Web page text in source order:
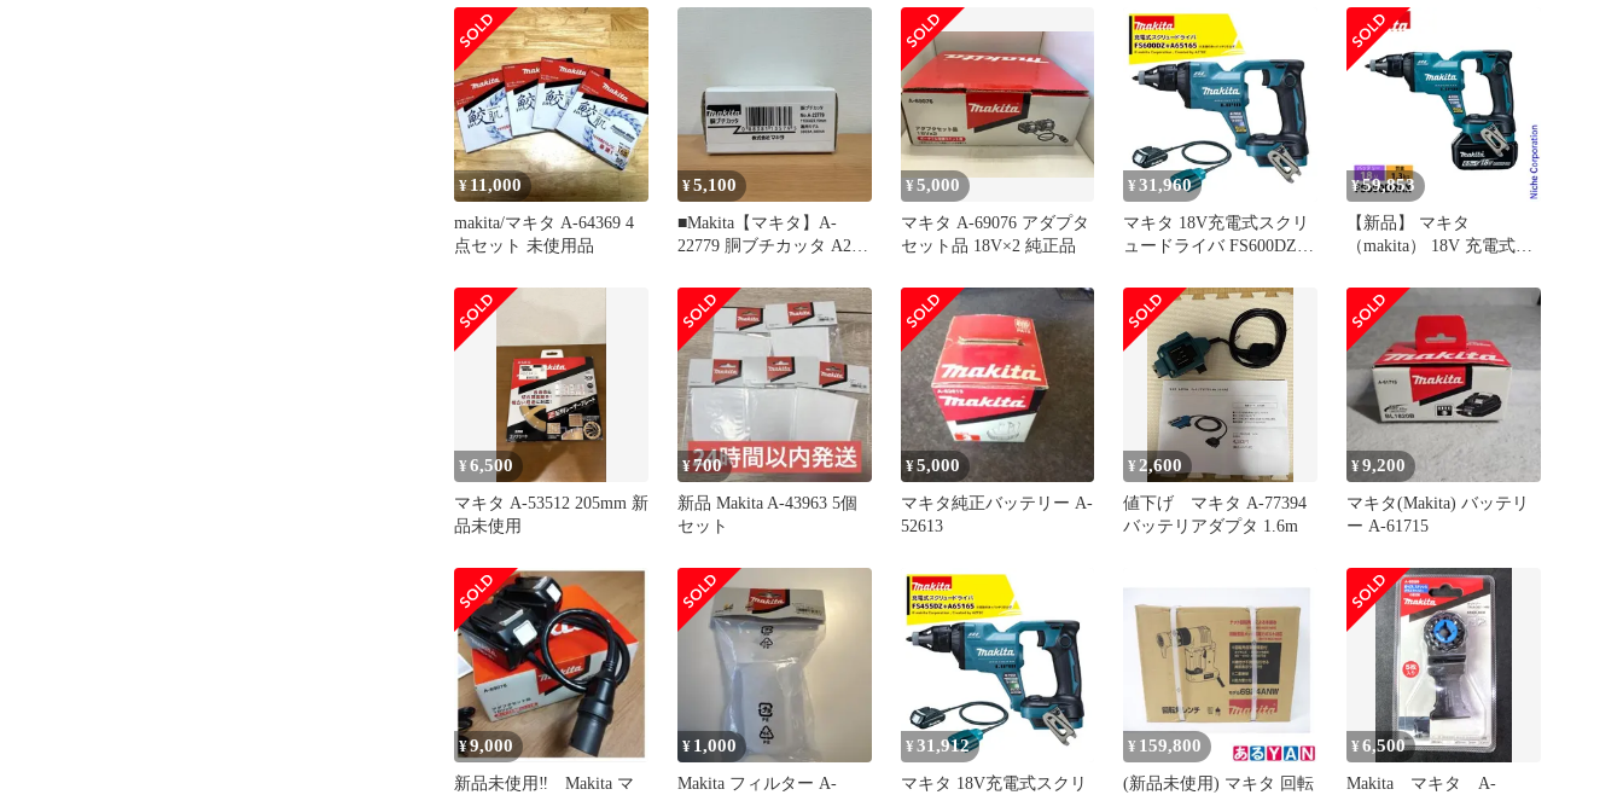
正規品 純正品 撹拌機 撹
拌 かくはん機 かくはん
アクセサリ アタッチメン
ト 部品 交換
¥ 11,000
makita/マキタ A-64369 4
点セット 未使用品
¥5,100
■Makita【マキタ】A-
22779 胴ブチカッタ A25-
¥5,000
マキタ A-69076 アダプタ
セット品 18V×2 純正品
¥ 31,960
マキタ 18V充電式スクリ
ュードライバ FS600DZ
ダBAP18 A-65165セット
品
¥59,853
【新品】 マキタ
（makita） 18V 充電式ス
リー ・充電器付き
FS600DRAX 工具 ケース
付 電動 スクリュードラ
イバ APT
¥6,500
マキタ A-53512 205mm 新
品未使用
¥700
新品 Makita A-43963 5個
セット
¥5,000
マキタ純正バッテリー A-
52613
¥ 2,600
値下げ マキタ A-77394
バッテリアダプタ 1.6m
¥9,200
マキタ(Makita) バッテリ
ー A-61715
¥9,000
新品未使用‼ Makita マ
¥ 1,000
Makita フィルター A-
¥ 31,912
マキタ 18V充電式スクリ
¥ 159,800
(新品未使用) マキタ 回転
¥6,500
Makita マキタ A-